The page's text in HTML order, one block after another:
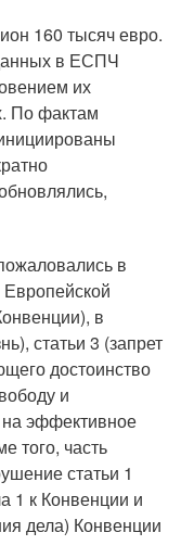
160 тысяч евро.
в ЕСПЧ
их
По фактам
в
в
статьи 3 (запрет
достоинство
и
на эффективное
того, часть
статьи 1
1 к Конвенции и
дела) Конвенции